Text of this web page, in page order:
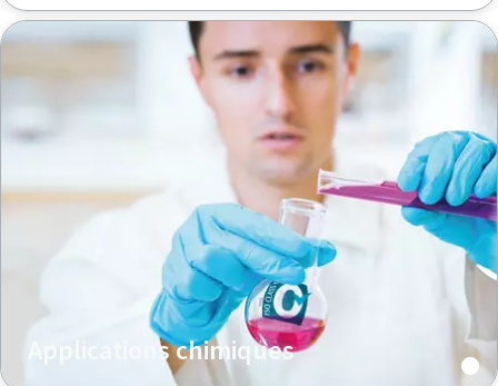
Applications chimiques